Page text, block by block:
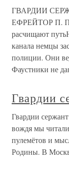
ГВАРДИИ
ЕФРЕЙТОР П.
расчищают
канала немцы
полиции. Они
Фаустники не
Гвардии
Гвардии
вождя мы
пулемётов и
Родины. В